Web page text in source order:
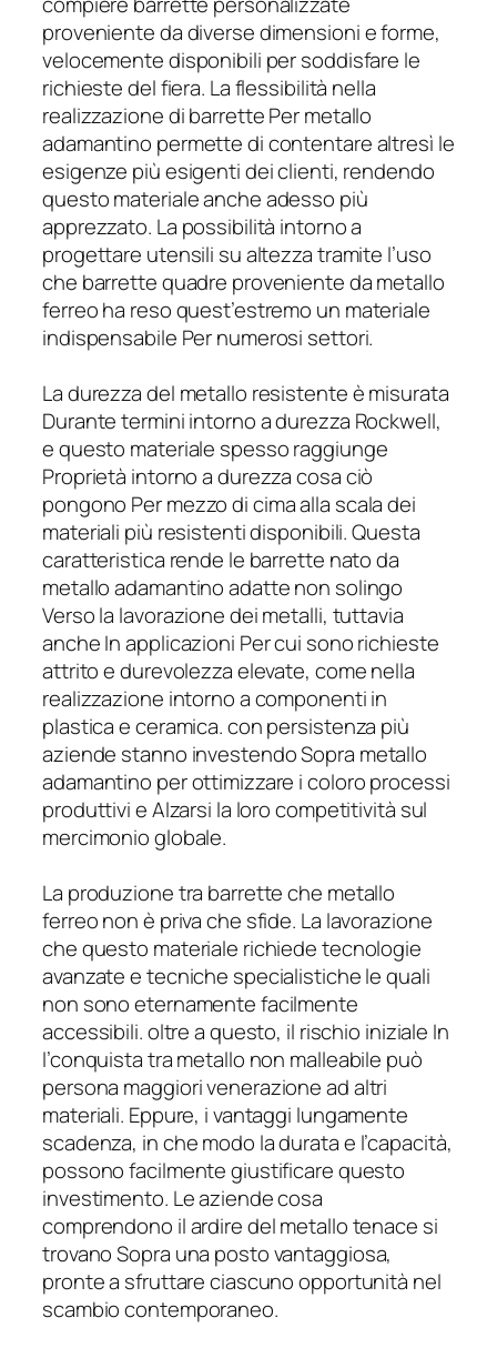
proveniente da diverse dimensioni e forme,
velocemente disponibili per soddisfare le
richieste del fiera. La flessibilità nella
realizzazione di barrette Per metallo
adamantino permette di contentare altresì le
esigenze più esigenti dei clienti, rendendo
questo materiale anche adesso più
apprezzato. La possibilità intorno a
progettare utensili su altezza tramite l’uso
che barrette quadre proveniente da metallo
ferreo ha reso quest’estremo un materiale
indispensabile Per numerosi settori.
La durezza del metallo resistente è misurata
Durante termini intorno a durezza Rockwell,
e questo materiale spesso raggiunge
Proprietà intorno a durezza cosa ciò
pongono Per mezzo di cima alla scala dei
materiali più resistenti disponibili. Questa
caratteristica rende le barrette nato da
metallo adamantino adatte non solingo
Verso la lavorazione dei metalli, tuttavia
anche In applicazioni Per cui sono richieste
attrito e durevolezza elevate, come nella
realizzazione intorno a componenti in
plastica e ceramica. con persistenza più
aziende stanno investendo Sopra metallo
adamantino per ottimizzare i coloro processi
produttivi e Alzarsi la loro competitività sul
mercimonio globale.
La produzione tra barrette che metallo
ferreo non è priva che sfide. La lavorazione
che questo materiale richiede tecnologie
avanzate e tecniche specialistiche le quali
non sono eternamente facilmente
accessibili. oltre a questo, il rischio iniziale In
l’conquista tra metallo non malleabile può
persona maggiori venerazione ad altri
materiali. Eppure, i vantaggi lungamente
scadenza, in che modo la durata e l’capacità,
possono facilmente giustificare questo
investimento. Le aziende cosa
comprendono il ardire del metallo tenace si
trovano Sopra una posto vantaggiosa,
pronte a sfruttare ciascuno opportunità nel
scambio contemporaneo.